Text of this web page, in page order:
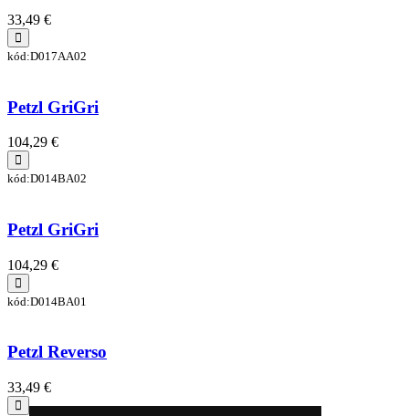
33,49 €
kód:D017AA02
Petzl GriGri
104,29 €
kód:D014BA02
Petzl GriGri
104,29 €
kód:D014BA01
Petzl Reverso
33,49 €